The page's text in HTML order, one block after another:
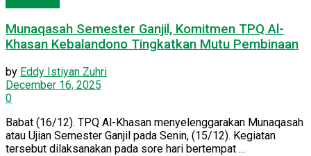
Munaqasah Semester Ganjil, Komitmen TPQ Al-
Khasan Kebalandono Tingkatkan Mutu Pembinaan
by Eddy Istiyan Zuhri
December 16, 2025
0
Babat (16/12). TPQ Al-Khasan menyelenggarakan Munaqasah
atau Ujian Semester Ganjil pada Senin, (15/12). Kegiatan
tersebut dilaksanakan pada sore hari bertempat ...